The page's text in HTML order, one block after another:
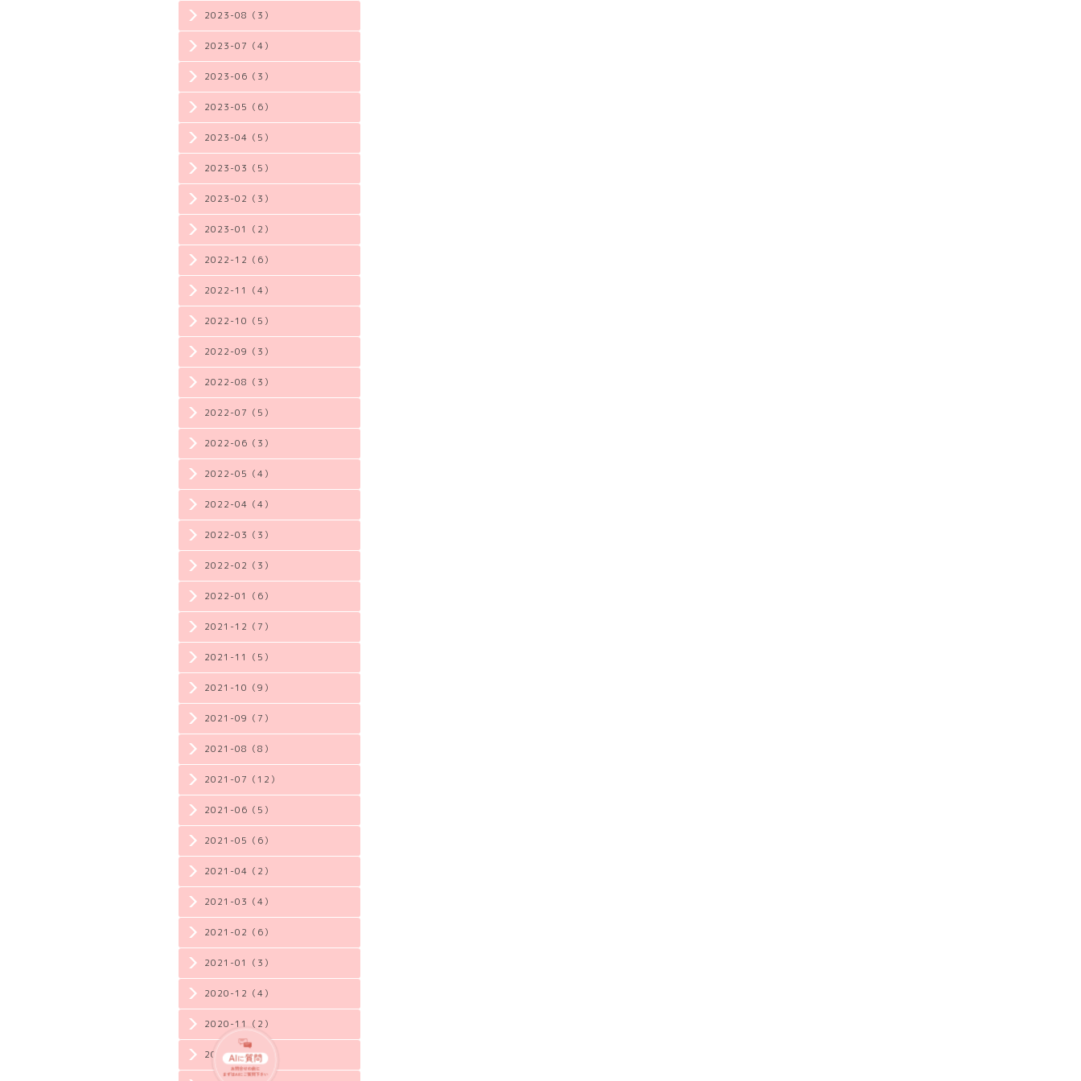
2023-08（3）
2023-07（4）
2023-06（3）
2023-05（6）
2023-04（5）
2023-03（5）
2023-02（3）
2023-01（2）
2022-12（6）
2022-11（4）
2022-10（5）
2022-09（3）
2022-08（3）
2022-07（5）
2022-06（3）
2022-05（4）
2022-04（4）
2022-03（3）
2022-02（3）
2022-01（6）
2021-12（7）
2021-11（5）
2021-10（9）
2021-09（7）
2021-08（8）
2021-07（12）
2021-06（5）
2021-05（6）
2021-04（2）
2021-03（4）
2021-02（6）
2021-01（3）
2020-12（4）
2020-11（2）
2020-10（3）